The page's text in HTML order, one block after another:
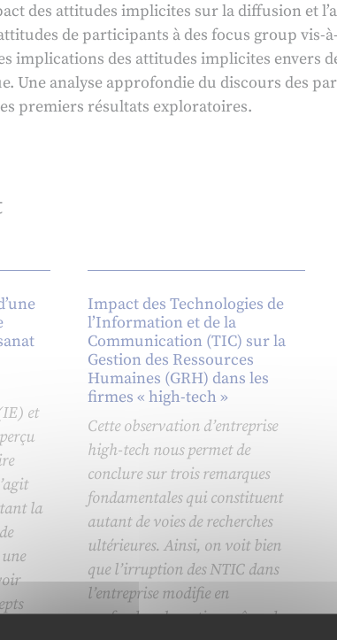
des attitudes implicites sur la diffusion et
de participants à des focus group vis-
implications des attitudes implicites envers
Une analyse approfondie du discours des
premiers résultats exploratoires.
et
la
Impact des Technologies de
l’Information et de la
Communication (TIC) sur la
Gestion des Ressources
Humaines (GRH) dans les
firmes « high-tech »
Cette observation d’entreprise
high-tech nous permet de
conclure sur trois remarques
fondamentales qui constituent
autant de voies de recherches
ultérieures. Ainsi, on voit bien
que l’irruption des NTIC dans
l’entreprise modifie en
profondeur la notion même de